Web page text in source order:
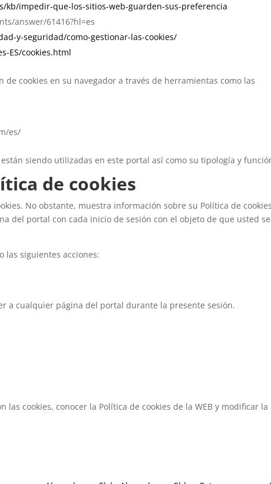
kb/impedir-que-los-sitios-web-guarden-sus-preferencia
answer/61416?hl=es
y-seguridad/como-gestionar-las-cookies/
ES/cookies.html
cookies en su navegador a través de herramientas como las
es/
siendo utilizadas en este portal así como su tipología y
de cookies
No obstante, muestra información sobre su Política de
del portal con cada inicio de sesión con el objeto de que usted
las siguientes acciones:
a cualquier página del portal durante la presente sesión.
cookies, conocer la Política de cookies de la WEB y modificar la